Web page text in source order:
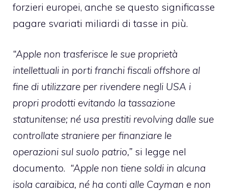
forzieri europei, anche se questo significasse
pagare svariati miliardi di tasse in più.
“Apple non trasferisce le sue proprietà
intellettuali in porti franchi fiscali offshore al
fine di utilizzare per rivendere negli USA i
propri prodotti evitando la tassazione
statunitense; né usa prestiti revolving dalle sue
controllate straniere per finanziare le
operazioni sul suolo patrio,” si legge nel
documento. “Apple non tiene soldi in alcuna
isola caraibica, né ha conti alle Cayman e non